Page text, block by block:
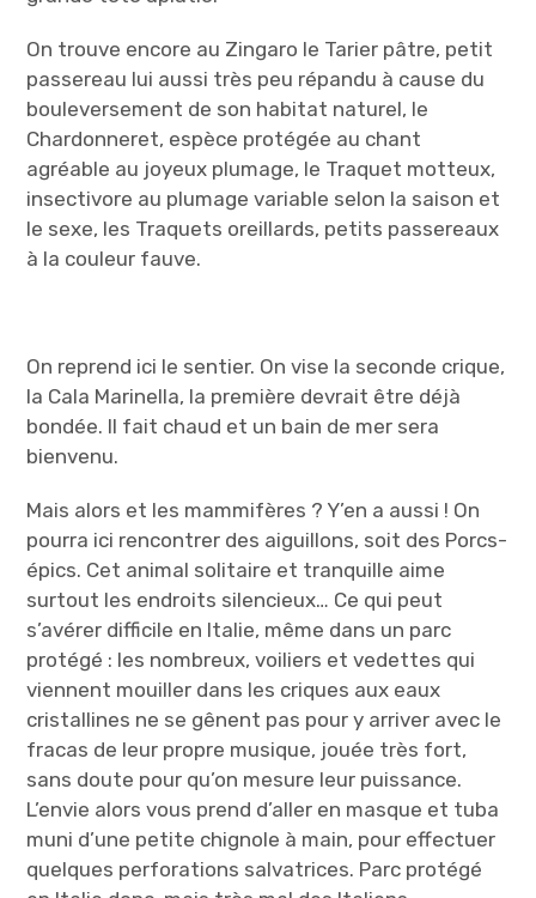
On trouve encore au Zingaro le Tarier pâtre, petit
passereau lui aussi très peu répandu à cause du
bouleversement de son habitat naturel, le
Chardonneret, espèce protégée au chant
agréable au joyeux plumage, le Traquet motteux,
insectivore au plumage variable selon la saison et
le sexe, les Traquets oreillards, petits passereaux
à la couleur fauve.
On reprend ici le sentier. On vise la seconde crique,
la Cala Marinella, la première devrait être déjà
bondée. Il fait chaud et un bain de mer sera
bienvenu.
Mais alors et les mammifères ? Y’en a aussi ! On
pourra ici rencontrer des aiguillons, soit des Porcs-
épics. Cet animal solitaire et tranquille aime
surtout les endroits silencieux… Ce qui peut
s’avérer difficile en Italie, même dans un parc
protégé : les nombreux, voiliers et vedettes qui
viennent mouiller dans les criques aux eaux
cristallines ne se gênent pas pour y arriver avec le
fracas de leur propre musique, jouée très fort,
sans doute pour qu’on mesure leur puissance.
L’envie alors vous prend d’aller en masque et tuba
muni d’une petite chignole à main, pour effectuer
quelques perforations salvatrices. Parc protégé